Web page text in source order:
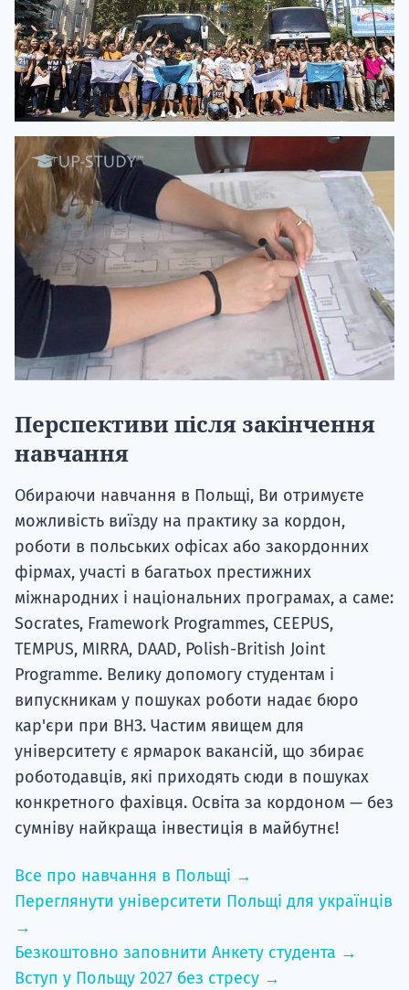
Перспективи після закінчення
навчання
Обираючи навчання в Польщі, Ви отримуєте
можливість виїзду на практику за кордон,
роботи в польських офісах або закордонних
фірмах, участі в багатьох престижних
міжнародних і національних програмах, а саме:
Socrates, Framework Programmes, CEEPUS,
TEMPUS, MIRRA, DAAD, Polish-British Joint
Programme. Велику допомогу студентам і
випускникам у пошуках роботи надає бюро
кар'єри при ВНЗ. Частим явищем для
університету є ярмарок вакансій, що збирає
роботодавців, які приходять сюди в пошуках
конкретного фахівця. Освіта за кордоном — без
сумніву найкраща інвестиція в майбутнє!
Все про навчання в Польщі →
Переглянути університети Польщі для українців
→
Безкоштовно заповнити Анкету студента →
Вступ у Польщу 2027 без стресу →